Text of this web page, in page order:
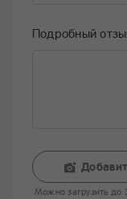
Подробный
Mожно загрузить до